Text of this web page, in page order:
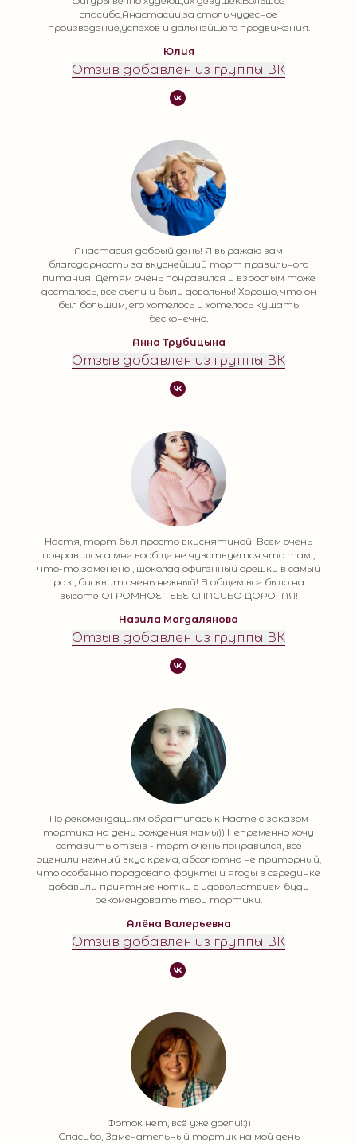
спасибо,Анастасии,за столь чудесное
произведение,успехов и дальнейшего продвижения.
Юлия
Отзыв добавлен из группы ВК
Анастасия добрый день! Я выражаю вам
благодарность за вкуснейший торт правильного
питания! Детям очень понравился и взрослым тоже
досталось, все съели и были довольны! Хорошо, что он
был большим, его хотелось и хотелось кушать
бесконечно.
Анна Трубицына
Отзыв добавлен из группы ВК
Настя, торт был просто вкуснятиной! Всем очень
понравился а мне вообще не чувствуется что там ,
что-то заменено , шоколад офигенный орешки в самый
раз , бисквит очень нежный! В общем все было на
высоте ОГРОМНОЕ ТЕБЕ СПАСИБО ДОРОГАЯ!
Назила Магдалянова
Отзыв добавлен из группы ВК
По рекомендациям обратилась к Насте с заказом
тортика на день рождения мамы)) Непременно хочу
оставить отзыв - торт очень понравился, все
оценили нежный вкус крема, абсолютно не приторный,
что особенно порадовало, фрукты и ягоды в серединке
добавили приятные нотки с удовольствием буду
рекомендовать твои тортики.
Алёна Валерьевна
Отзыв добавлен из группы ВК
Фоток нет, всё уже доели!:))
Спасибо, Замечательный тортик на мой день